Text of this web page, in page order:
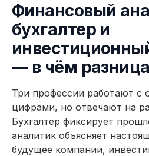
Финансовый
бухгалтер и
— в чём разница
Три профессии работают с
цифрами, но отвечают на
Бухгалтер фиксирует
аналитик объясняет
будущее компании,